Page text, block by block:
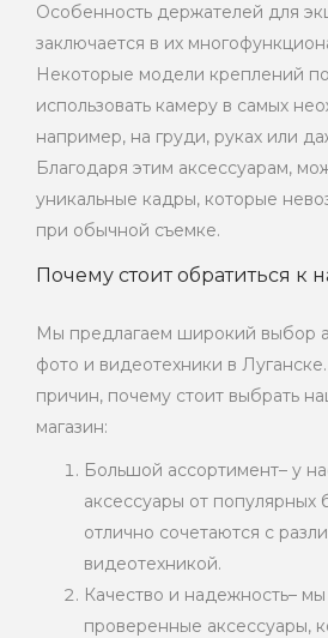
Особенность держателей для
заключается в их
Некоторые модели креплений
использовать камеру в самых
например, на груди, руках или
Благодаря этим аксессуарам,
уникальные кадры, которые
при обычной съемке.
Почему стоит обратиться к
Мы предлагаем широкий выбор
фото и видеотехники в
причин, почему стоит выбрать
магазин:
Большой ассортимент– у
аксессуары от популярных
отлично сочетаются с
видеотехникой.
Качество и надежность–
проверенные аксессуары,